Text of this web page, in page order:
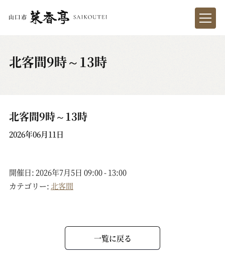
北客間9時～13時
北客間9時～13時
2026年06月11日
開催日: 2026年7月5日 09:00 - 13:00
カテゴリー:北客間
一覧に戻る